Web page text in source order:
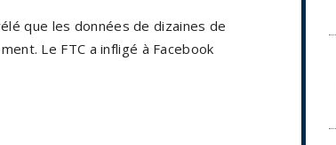
que les données de dizaines de
Le FTC a infligé à Facebook